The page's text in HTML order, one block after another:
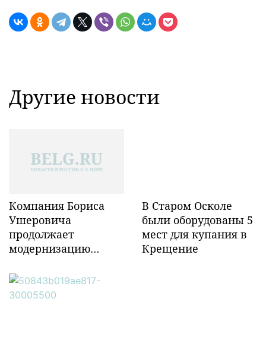
Другие новости
Компания Бориса
Ушеровича
продолжает
модернизацию
инфраструктуры в
Забайкалье
В Старом Осколе
были оборудованы 5
мест для купания в
Крещение